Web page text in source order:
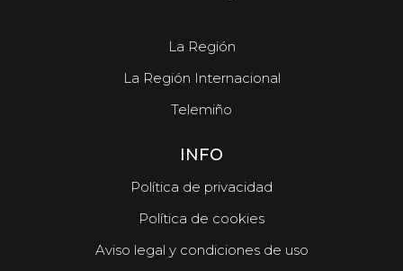
La Región
La Región Internacional
Telemiño
INFO
Política de privacidad
Política de cookies
Aviso legal y condiciones de uso